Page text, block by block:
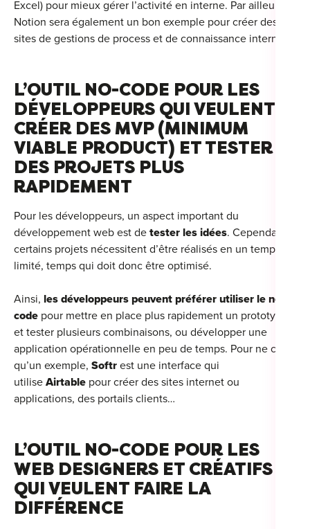
Excel) pour mieux gérer l’activité en interne. Par ailleurs,
Notion sera également un bon exemple pour créer des
sites de gestions de process et de connaissance interne.
L’OUTIL NO-CODE POUR LES
DÉVELOPPEURS QUI VEULENT
CRÉER DES MVP (MINIMUM
VIABLE PRODUCT) ET TESTER
DES PROJETS PLUS
RAPIDEMENT
Pour les développeurs, un aspect important du
développement web est de tester les idées. Cependant,
certains projets nécessitent d’être réalisés en un temps
limité, temps qui doit donc être optimisé.
Ainsi, les développeurs peuvent préférer utiliser le no-
code pour mettre en place plus rapidement un prototype
et tester plusieurs combinaisons, ou développer une
application opérationnelle en peu de temps. Pour ne citer
qu’un exemple, Softr est une interface qui
utilise Airtable pour créer des sites internet ou
applications, des portails clients…
L’OUTIL NO-CODE POUR LES
WEB DESIGNERS ET CRÉATIFS
QUI VEULENT FAIRE LA
DIFFÉRENCE